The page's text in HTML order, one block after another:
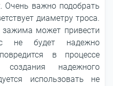
Очень важно подобрать
диаметру троса.
может привести
не будет надежно
в процессе
создания надежного
использовать не